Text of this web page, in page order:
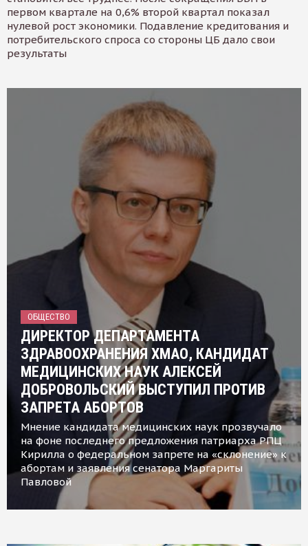
первом квартале на 0,6% второй квартал показал
нулевой рост экономики. Подавление кредитования и
потребительского спроса со стороны ЦБ дало свои
результаты
ОБЩЕСТВО
ДИРЕКТОР ДЕПАРТАМЕНТА
ЗДРАВООХРАНЕНИЯ ХМАО, КАНДИДАТ
МЕДИЦИНСКИХ НАУК АЛЕКСЕЙ
ДОБРОВОЛЬСКИЙ ВЫСТУПИЛ ПРОТИВ
ЗАПРЕТА АБОРТОВ
Мнение кандидата медицинских наук прозвучало
на фоне последнего предложения патриарха РПЦ
Кирилла о федеральном запрете на «склонение» к
абортам и заявления сенатора Маргариты
Павловой